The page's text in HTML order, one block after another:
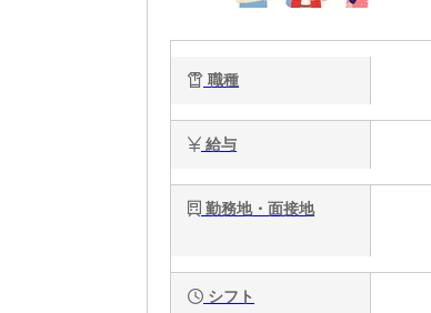
職種
給与
勤務地・面接地
シフト